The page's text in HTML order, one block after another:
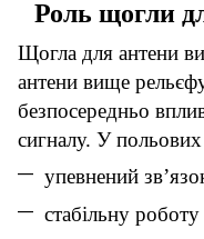
Роль щогли
Щогла для антени
антени вище
безпосередньо
сигналу. У
упевнений
стабільну